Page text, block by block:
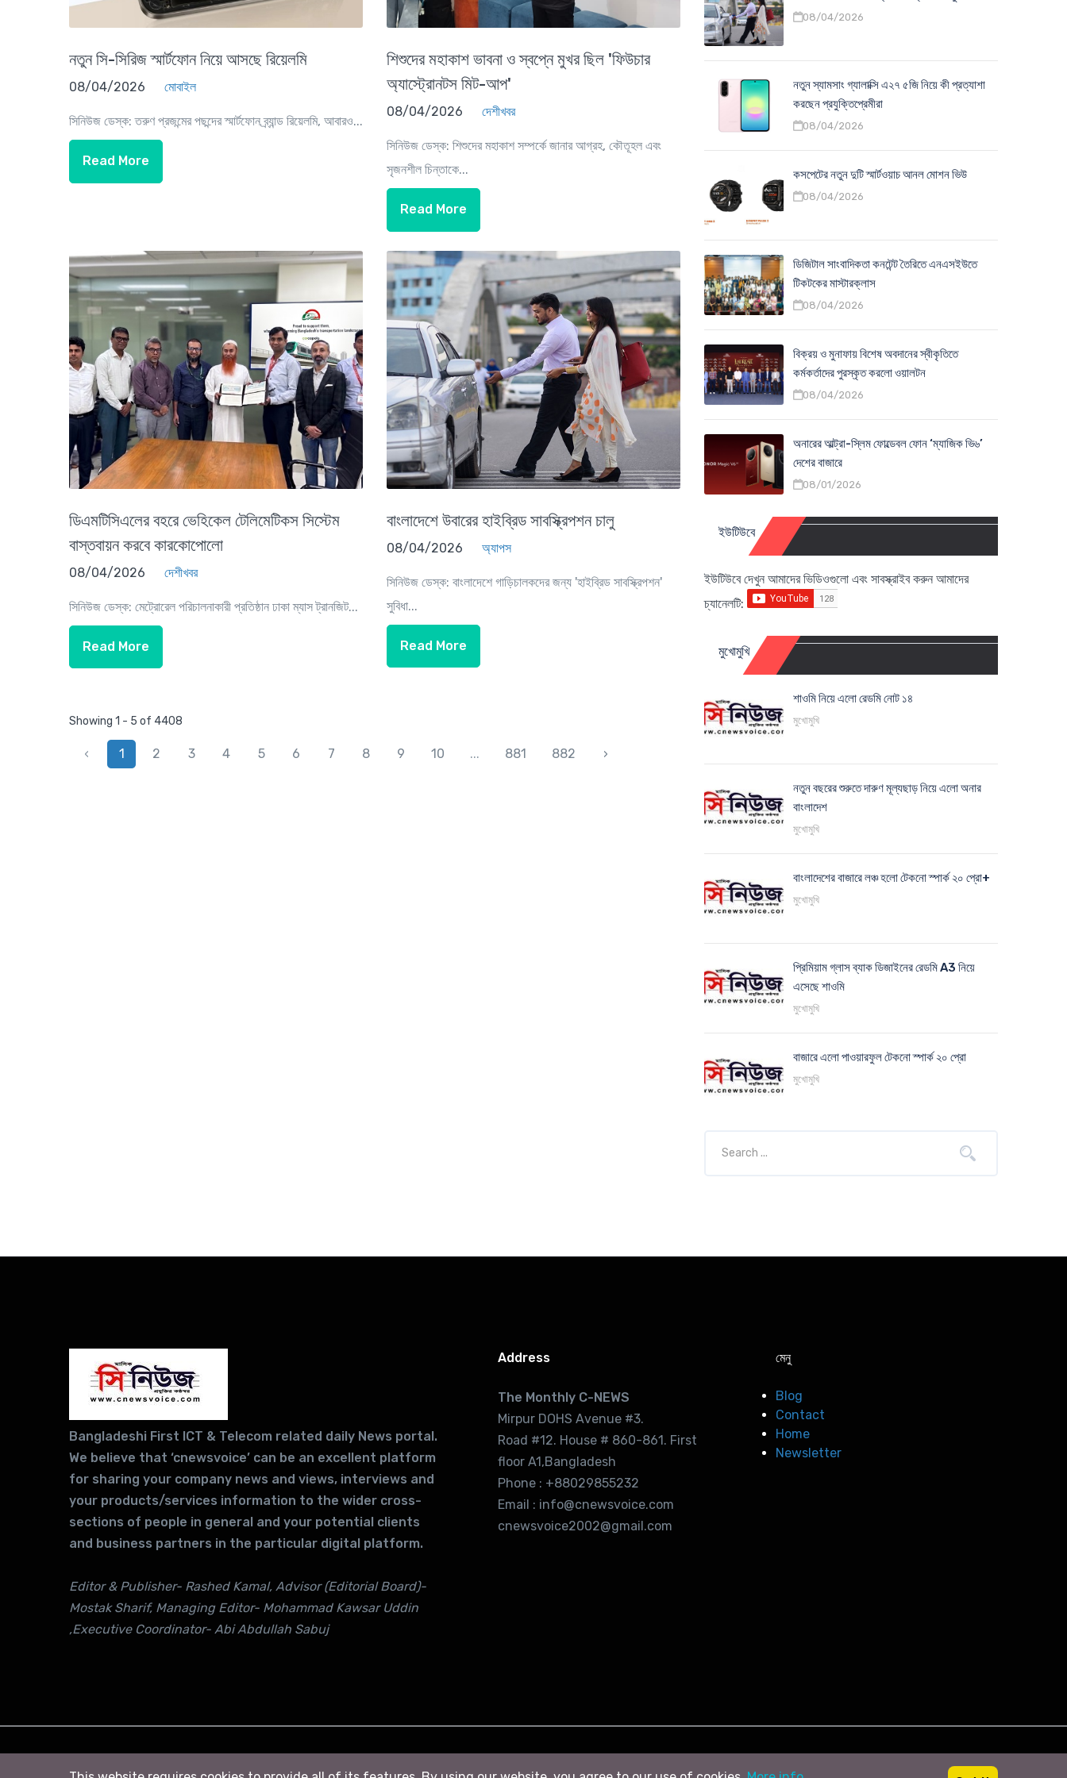
নতুন সি-সিরিজ স্মার্টফোন নিয়ে আসছে রিয়েলমি
08/04/2026 মোবাইল
সিনিউজ ডেস্ক: তরুণ প্রজন্মের পছন্দের স্মার্টফোন ব্র্যান্ড রিয়েলমি, আবারও...
Read More
শিশুদের মহাকাশ ভাবনা ও স্বপ্নে মুখর ছিল 'ফিউচার
অ্যাস্ট্রোনটস মিট-আপ'
08/04/2026 দেশীখবর
সিনিউজ ডেস্ক: শিশুদের মহাকাশ সম্পর্কে জানার আগ্রহ, কৌতূহল এবং
সৃজনশীল চিন্তাকে...
Read More
ডিএমটিসিএলের বহরে ভেহিকেল টেলিমেটিকস সিস্টেম
বাস্তবায়ন করবে কারকোপোলো
08/04/2026 দেশীখবর
সিনিউজ ডেস্ক: মেট্রোরেল পরিচালনাকারী প্রতিষ্ঠান ঢাকা ম্যাস ট্রানজিট...
Read More
বাংলাদেশে উবারের হাইব্রিড সাবস্ক্রিপশন চালু
08/04/2026 অ্যাপস
সিনিউজ ডেস্ক: বাংলাদেশে গাড়িচালকদের জন্য 'হাইব্রিড সাবস্ক্রিপশন'
সুবিধা...
Read More
Showing 1 - 5 of 4408
‹ 1 2 3 4 5 6 7 8 9 10 ... 881 882 ›
08/04/2026
নতুন স্যামসাং গ্যালাক্সি এ২৭ ৫জি নিয়ে কী প্রত্যাশা
করছেন প্রযুক্তিপ্রেমীরা
08/04/2026
কসপেটের নতুন দুটি স্মার্টওয়াচ আনল মোশন ভিউ
08/04/2026
ডিজিটাল সাংবাদিকতা কনটেন্ট তৈরিতে এনএসইউতে
টিকটকের মাস্টারক্লাস
08/04/2026
বিক্রয় ও মুনাফায় বিশেষ অবদানের স্বীকৃতিতে
কর্মকর্তাদের পুরস্কৃত করলো ওয়ালটন
08/04/2026
অনারের আল্ট্রা-স্লিম ফোল্ডেবল ফোন ‘ম্যাজিক ভি৬’
দেশের বাজারে
08/01/2026
ইউটিউবে
ইউটিউবে দেখুন আমাদের ভিডিওগুলো এবং সাবস্ক্রাইব করুন আমাদের
চ্যানেলটি:
মুখোমুখি
শাওমি নিয়ে এলো রেডমি নোট ১৪
মুখোমুখি
নতুন বছরের শুরুতে দারুণ মূল্যছাড় নিয়ে এলো অনার
বাংলাদেশ
মুখোমুখি
বাংলাদেশের বাজারে লঞ্চ হলো টেকনো স্পার্ক ২০ প্রো+
মুখোমুখি
প্রিমিয়াম গ্লাস ব্যাক ডিজাইনের রেডমি A3 নিয়ে
এসেছে শাওমি
মুখোমুখি
বাজারে এলো পাওয়ারফুল টেকনো স্পার্ক ২০ প্রো
মুখোমুখি
Bangladeshi First ICT & Telecom related daily News portal.
We believe that ‘cnewsvoice’ can be an excellent platform
for sharing your company news and views, interviews and
your products/services information to the wider cross-
sections of people in general and your potential clients
and business partners in the particular digital platform.
Editor & Publisher- Rashed Kamal, Advisor (Editorial Board)-
Mostak Sharif, Managing Editor- Mohammad Kawsar Uddin
,Executive Coordinator- Abi Abdullah Sabuj
Address
The Monthly C-NEWS
Mirpur DOHS Avenue #3.
Road #12. House # 860-861. First
floor A1,Bangladesh
Phone : +88029855232
Email : info@cnewsvoice.com
cnewsvoice2002@gmail.com
মেনু
Blog
Contact
Home
Newsletter